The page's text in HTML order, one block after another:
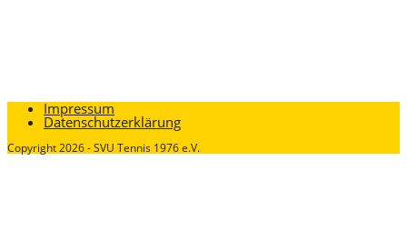
Impressum
Datenschutzerklärung
Copyright 2026 - SVU Tennis 1976 e.V.